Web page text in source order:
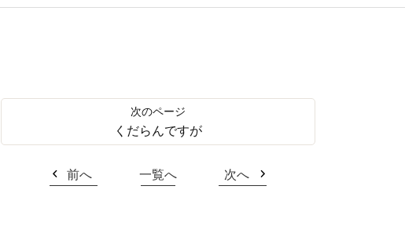
くだらんですが
前へ 一覧へ 次へ